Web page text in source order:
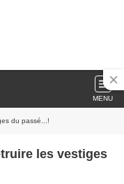
MENU
du passé...!
les vestiges